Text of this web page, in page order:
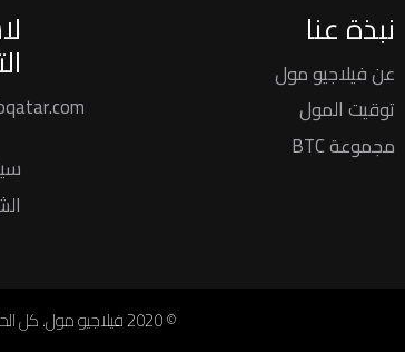
نبذة عنا
عن فيلاجيو مول
توقيت المول
مجموعة BTC
© 2020 فيلاجيو مول. كل الحقوق محفوظة.